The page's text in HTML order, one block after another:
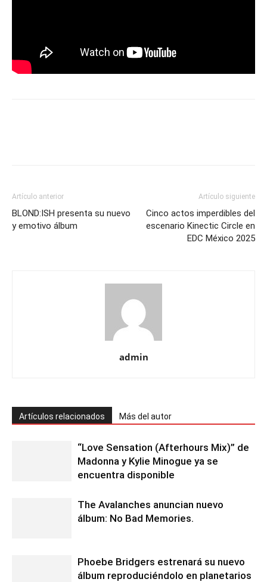
Artículo anterior
BLOND:ISH presenta su nuevo
y emotivo álbum
Artículo siguiente
Cinco actos imperdibles del
escenario Kinectic Circle en
EDC México 2025
admin
Artículos relacionados Más del autor
“Love Sensation (Afterhours Mix)” de
Madonna y Kylie Minogue ya se
encuentra disponible
The Avalanches anuncian nuevo
álbum: No Bad Memories.
Phoebe Bridgers estrenará su nuevo
álbum reproduciéndolo en planetarios